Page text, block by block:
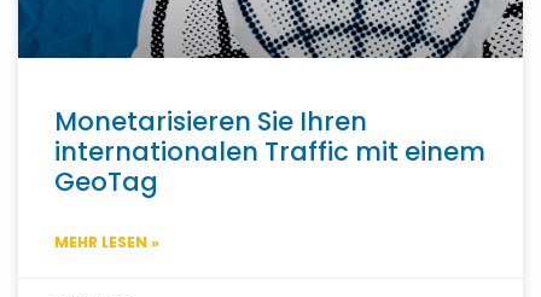
Monetarisieren Sie Ihren
internationalen Traffic mit einem
GeoTag
MEHR LESEN »